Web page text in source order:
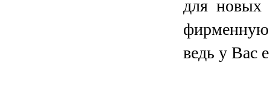
для новых
ведь у Вас